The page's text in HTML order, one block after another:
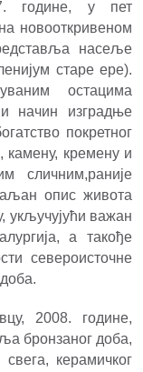
године, у пет
новооткривеном
насеље
старе ере).
остацима
и начин изградње
покретног
камену, кремену и
сличним,раније
опис живота
укључујући важан
а такође
североисточне
2008. године,
бронзаног доба,
керамичког